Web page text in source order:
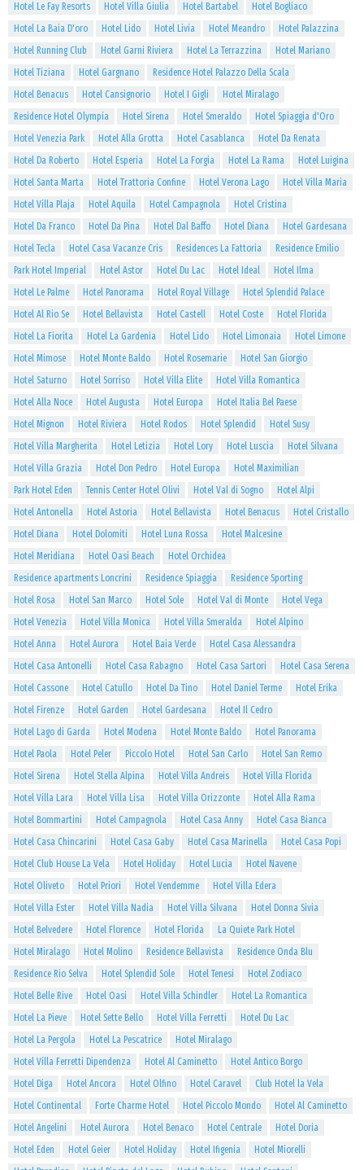
Hotel Le Fay Resorts
Hotel Villa Giulia Hotel Bartabel
Hotel Bogliaco
Hotel La Baia D'oro
Hotel Lido Hotel Livia Hotel Meandro
Hotel Palazzina
Hotel Running Club
Hotel Garni Riviera Hotel La Terrazzina
Hotel Mariano
Hotel Tiziana
Hotel Gargnano
Residence Hotel Palazzo Della Scala
Hotel Benacus
Hotel Cansignorio Hotel I Gigli
Hotel Miralago
Residence Hotel Olympia
Hotel Sirena Hotel Smeraldo
Hotel Spiaggia d'Oro
Hotel Venezia Park
Hotel Alla Grotta Hotel Casablanca
Hotel Da Renata
Hotel Da Roberto
Hotel Esperia Hotel La Forgia Hotel La Rama
Hotel Luigina
Hotel Santa Marta
Hotel Trattoria Confine Hotel Verona Lago
Hotel Villa Maria
Hotel Villa Plaja
Hotel Aquila Hotel Campagnola
Hotel Cristina
Hotel Da Franco
Hotel Da Pina Hotel Dal Baffo Hotel Diana
Hotel Gardesana
Hotel Tecla
Hotel Casa Vacanze Cris Residences La Fattoria
Residence Emilio
Park Hotel Imperial
Hotel Astor Hotel Du Lac Hotel Ideal
Hotel Ilma
Hotel Le Palme
Hotel Panorama Hotel Royal Village
Hotel Splendid Palace
Hotel Al Rio Se
Hotel Bellavista Hotel Castell Hotel Coste
Hotel Florida
Hotel La Fiorita
Hotel La Gardenia Hotel Lido Hotel Limonaia
Hotel Limone
Hotel Mimose
Hotel Monte Baldo Hotel Rosemarie
Hotel San Giorgio
Hotel Saturno
Hotel Sorriso Hotel Villa Elite
Hotel Villa Romantica
Hotel Alla Noce
Hotel Augusta Hotel Europa
Hotel Italia Bel Paese
Hotel Mignon
Hotel Riviera Hotel Rodos Hotel Splendid
Hotel Susy
Hotel Villa Margherita
Hotel Letizia Hotel Lory Hotel Luscia
Hotel Silvana
Hotel Villa Grazia
Hotel Don Pedro Hotel Europa
Hotel Maximilian
Park Hotel Eden
Tennis Center Hotel Olivi Hotel Val di Sogno
Hotel Alpi
Hotel Antonella
Hotel Astoria Hotel Bellavista Hotel Benacus
Hotel Cristallo
Hotel Diana
Hotel Dolomiti Hotel Luna Rossa
Hotel Malcesine
Hotel Meridiana
Hotel Oasi Beach
Hotel Orchidea
Residence apartments Loncrini
Residence Spiaggia
Residence Sporting
Hotel Rosa
Hotel San Marco Hotel Sole Hotel Val di Monte
Hotel Vega
Hotel Venezia
Hotel Villa Monica Hotel Villa Smeralda
Hotel Alpino
Hotel Anna
Hotel Aurora Hotel Baia Verde
Hotel Casa Alessandra
Hotel Casa Antonelli
Hotel Casa Rabagno Hotel Casa Sartori
Hotel Casa Serena
Hotel Cassone
Hotel Catullo Hotel Da Tino Hotel Daniel Terme
Hotel Erika
Hotel Firenze
Hotel Garden Hotel Gardesana
Hotel Il Cedro
Hotel Lago di Garda
Hotel Modena Hotel Monte Baldo
Hotel Panorama
Hotel Paola
Hotel Peler Piccolo Hotel Hotel San Carlo
Hotel San Remo
Hotel Sirena
Hotel Stella Alpina Hotel Villa Andreis
Hotel Villa Florida
Hotel Villa Lara
Hotel Villa Lisa Hotel Villa Orizzonte
Hotel Alla Rama
Hotel Bommartini
Hotel Campagnola Hotel Casa Anny
Hotel Casa Bianca
Hotel Casa Chincarini
Hotel Casa Gaby Hotel Casa Marinella
Hotel Casa Popi
Hotel Club House La Vela
Hotel Holiday Hotel Lucia
Hotel Navene
Hotel Oliveto
Hotel Priori Hotel Vendemme
Hotel Villa Edera
Hotel Villa Ester
Hotel Villa Nadia Hotel Villa Silvana
Hotel Donna Sivia
Hotel Belvedere
Hotel Florence Hotel Florida
La Quiete Park Hotel
Hotel Miralago
Hotel Molino Residence Bellavista
Residence Onda Blu
Residence Rio Selva
Hotel Splendid Sole Hotel Tenesi
Hotel Zodiaco
Hotel Belle Rive
Hotel Oasi Hotel Villa Schindler
Hotel La Romantica
Hotel La Pieve
Hotel Sette Bello Hotel Villa Ferretti
Hotel Du Lac
Hotel La Pergola
Hotel La Pescatrice
Hotel Miralago
Hotel Villa Ferretti Dipendenza
Hotel Al Caminetto
Hotel Antico Borgo
Hotel Diga
Hotel Ancora Hotel Olfino Hotel Caravel
Club Hotel la Vela
Hotel Continental
Forte Charme Hotel Hotel Piccolo Mondo
Hotel Al Caminetto
Hotel Angelini
Hotel Aurora Hotel Benaco Hotel Centrale
Hotel Doria
Hotel Eden
Hotel Geier Hotel Holiday Hotel Ifigenia
Hotel Miorelli